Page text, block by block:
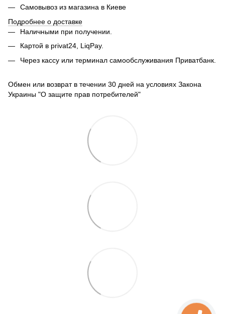
Самовывоз из магазина в Киеве
Подробнее о доставке
Наличными при получении.
Картой в privat24, LiqPay.
Через кассу или терминал самообслуживания Приватбанк.
Обмен или возврат в течении 30 дней на условиях Закона
Украины "О защите прав потребителей"